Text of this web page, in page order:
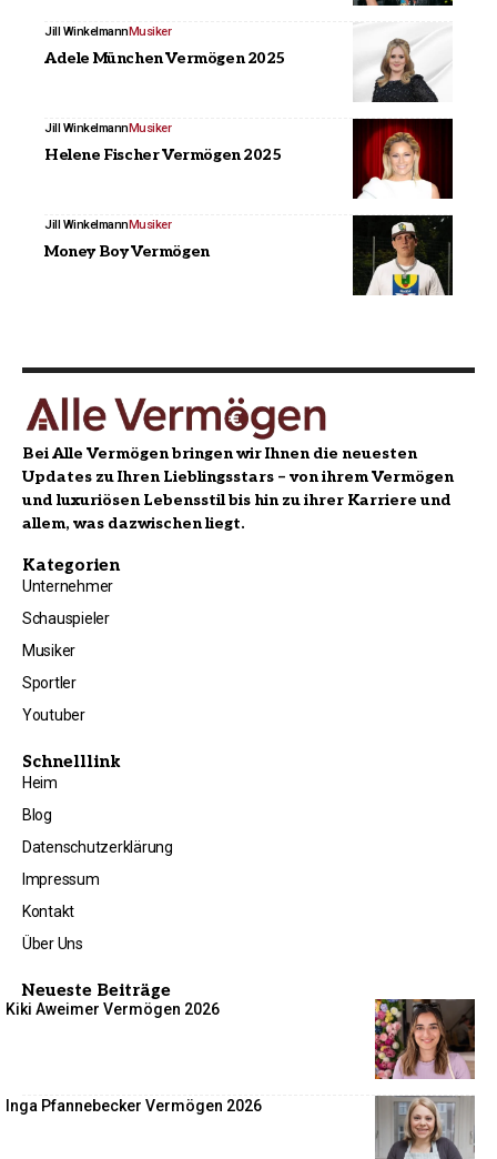
Jill WinkelmannMusiker
Adele München Vermögen 2025
Jill WinkelmannMusiker
Helene Fischer Vermögen 2025
Jill WinkelmannMusiker
Money Boy Vermögen
Bei Alle Vermögen bringen wir Ihnen die neuesten
Updates zu Ihren Lieblingsstars – von ihrem Vermögen
und luxuriösen Lebensstil bis hin zu ihrer Karriere und
allem, was dazwischen liegt.
Kategorien
Unternehmer
Schauspieler
Musiker
Sportler
Youtuber
Schnelllink
Heim
Blog
Datenschutzerklärung
Impressum
Kontakt
Über Uns
Neueste Beiträge
Kiki Aweimer Vermögen 2026
Inga Pfannebecker Vermögen 2026